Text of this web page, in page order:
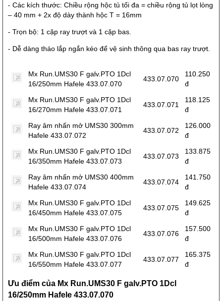
- Các kích thước: Chiều rộng hộc tủ tối đa = chiều rộng tủ lọt lòng
– 40 mm + 2x độ dày thành hộc T = 16mm
- Trọn bộ: 1 cặp ray trượt và 1 cặp bas.
- Dễ dàng tháo lắp ngắn kéo để vệ sinh thông qua bas ray trượt.
Mx Run.UMS30 F galv.PTO 1Dcl
16/250mm Hafele 433.07.070
433.07.070
110.250
đ
Mx Run.UMS30 F galv.PTO 1Dcl
16/270mm Hafele 433.07.071
433.07.071
118.125
đ
Ray âm nhấn mở UMS30 300mm
Hafele 433.07.072
433.07.072
126.000
đ
Mx Run.UMS30 F galv.PTO 1Dcl
16/350mm Hafele 433.07.073
433.07.073
133.875
đ
Ray âm nhấn mở UMS30 400mm
Hafele 433.07.074
433.07.074
141.750
đ
Mx Run.UMS30 F galv.PTO 1Dcl
16/450mm Hafele 433.07.075
433.07.075
149.625
đ
Mx Run.UMS30 F galv.PTO 1Dcl
16/500mm Hafele 433.07.076
433.07.076
157.500
đ
Mx Run.UMS30 F galv.PTO 1Dcl
16/550mm Hafele 433.07.077
433.07.077
165.375
đ
Ưu điểm của Mx Run.UMS30 F galv.PTO 1Dcl
16/250mm Hafele 433.07.070